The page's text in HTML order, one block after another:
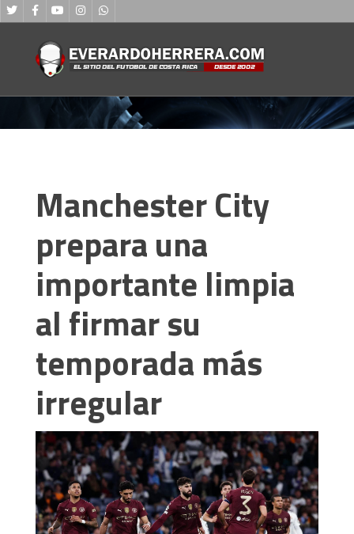
Manchester City
prepara una
importante limpia
al firmar su
temporada más
irregular